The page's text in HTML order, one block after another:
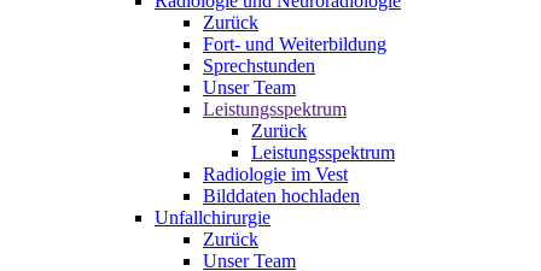
Zurück
Fort- und Weiterbildung
Sprechstunden
Unser Team
Leistungsspektrum
Zurück
Leistungsspektrum
Radiologie im Vest
Bilddaten hochladen
Unfallchirurgie
Zurück
Unser Team